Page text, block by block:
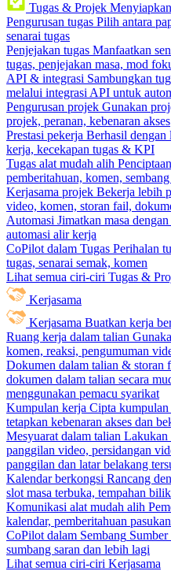
Tugas & Projek
Pengurusan tugas Pilih antara
senarai tugas
Penjejakan tugas Manfaatkan
tugas, penjejakan masa, mod
API & integrasi Sambungkan
melalui integrasi API untuk
Pengurusan projek Gunakan
projek, peranan, kebenaran akses
Prestasi pekerja Berhasil dengan
kerja, kecekapan tugas & KPI
Tugas alat mudah alih
pemberitahuan, komen,
Kerjasama projek Bekerja lebih
video, komen, storan fail,
Automasi Jimatkan masa
automasi alir kerja
CoPilot dalam Tugas Perihalan
tugas, senarai semak, komen
Lihat semua ciri-ciri Tugas &
Kerjasama
Kerjasama Buatkan kerja
Ruang kerja dalam talian
komen, reaksi, pengumuman
Dokumen dalam talian & storan
dokumen dalam talian secara
menggunakan pemacu syarikat
Kumpulan kerja Cipta kumpulan
tetapkan kebenaran akses dan
Mesyuarat dalam talian Lakukan
panggilan video, persidangan
panggilan dan latar belakang
Kalendar berkongsi Rancang
slot masa terbuka, tempahan
Komunikasi alat mudah alih
kalendar, pemberitahuan
CoPilot dalam Sembang
sumbang saran dan lebih lagi
Lihat semua ciri-ciri Kerjasama